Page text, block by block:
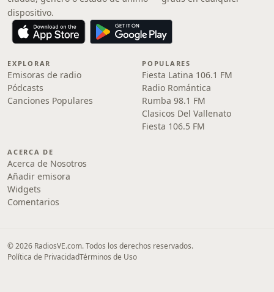
dispositivo.
EXPLORAR
Emisoras de radio
Pódcasts
Canciones Populares
POPULARES
Fiesta Latina 106.1 FM
Radio Romántica
Rumba 98.1 FM
Clasicos Del Vallenato
Fiesta 106.5 FM
ACERCA DE
Acerca de Nosotros
Añadir emisora
Widgets
Comentarios
© 2026 RadiosVE.com. Todos los derechos reservados.
Política de PrivacidadTérminos de Uso